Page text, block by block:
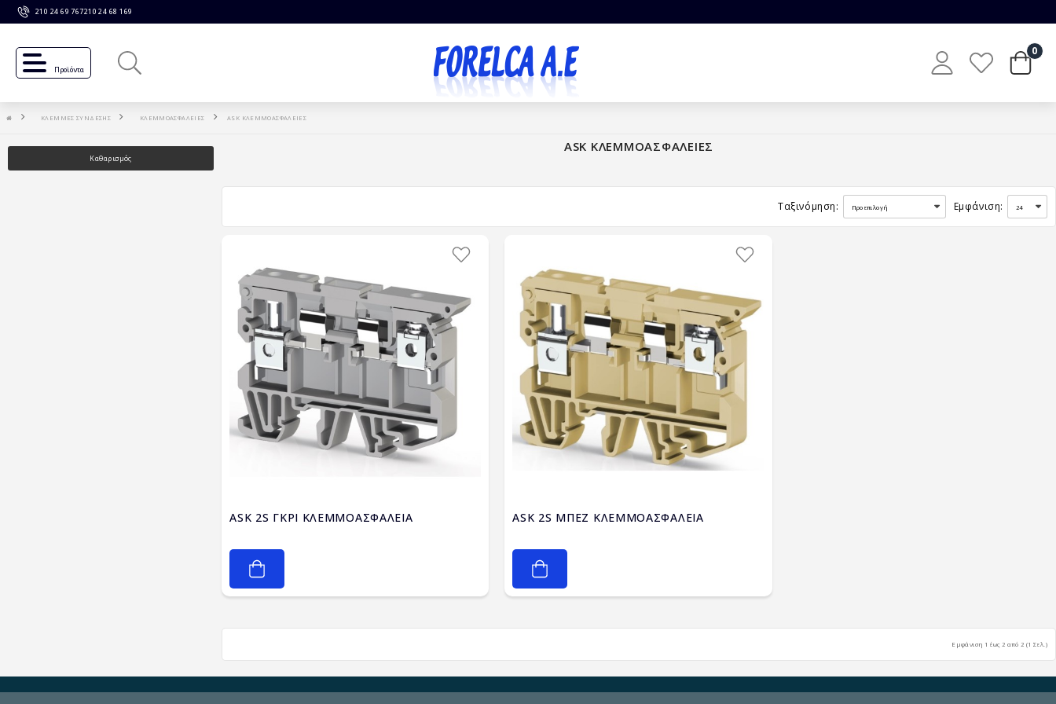
210 24 69 767210 24 68 169
Προϊόντα
0
ΚΛΕΜΜΕΣ ΣΥΝΔΕΣΗΣ ΚΛΕΜΜΟΑΣΦΑΛΕΙΕΣ ASK ΚΛΕΜΜΟΑΣΦΑΛΕΙΕΣ
Καθαρισμός
ASK ΚΛΕΜΜΟΑΣΦΑΛΕΙΕΣ
Ταξινόμηση: Εμφάνιση:
ASK 2S ΓΚΡΙ ΚΛΕΜΜΟΑΣΦΑΛΕΙΑ ASK 2S ΜΠΕΖ ΚΛΕΜΜΟΑΣΦΑΛΕΙΑ
Εμφάνιση 1 έως 2 από 2 (1 Σελ.)